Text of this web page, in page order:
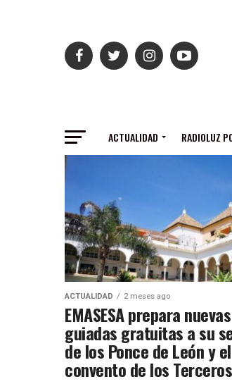
ACTUALIDAD RADIOLUZ
ACTUALIDAD 2 meses ago
EMASESA prepara
guiadas gratuitas a su
de los Ponce de León y
convento de los Terceros